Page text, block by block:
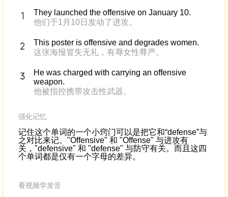
They launched the offensive on January 10.
他们于1月10日发动了进攻。
This poster is offensive and degrades women.
这张海报冒失无礼，有辱女性尊严。
He was charged with carrying an offensive
weapon.
他被指控携带攻击性武器。
强化记忆
记住这个单词的一个小窍门可以是把它和“defense”与
之对比来记。"Offensive" 和 "Offense" 与进攻有
关，"defensive" 和 "defense" 与防守有关。而且这四
个单词都是仅有一个字母的差异。
看视频学发音